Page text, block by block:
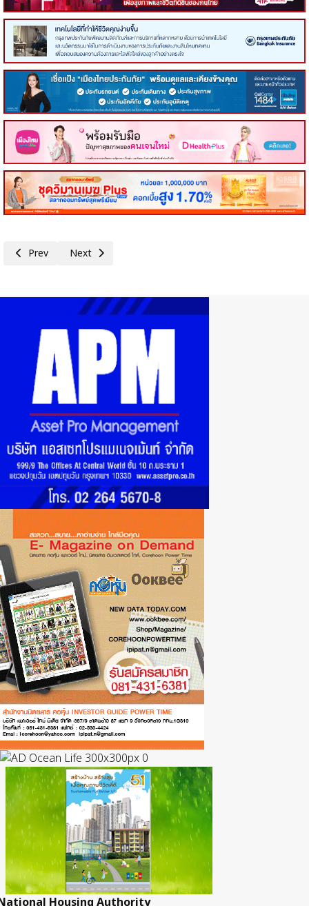
Previous article: SCB WEALTH จัดสัมมนา A Private Dialogue
Prev Next article: ออมสิน หนุน SMEs ปรับตัวรับการเปลี่ยนผ่านด้
Next